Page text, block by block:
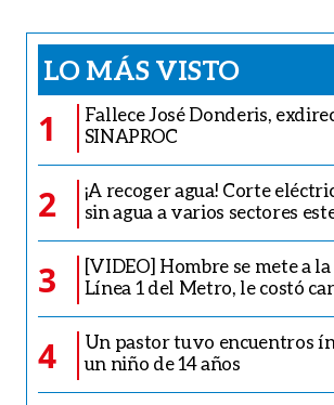
LO MÁS VISTO
1
Fallece José Donderis,
SINAPROC
2
¡A recoger agua! Corte
sin agua a varios sectores
3
[VIDEO] Hombre se mete a
Línea 1 del Metro, le costó
4
Un pastor tuvo encuentros
un niño de 14 años